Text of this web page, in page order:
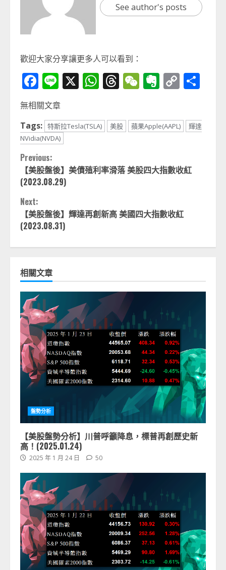
See author's posts
歡迎大家分享讓更多人可以看到：
Facebook
Line
X WhatsApp
Threads
WeChat
Evernote
Copy
無相關文章
Tags: 特斯拉Tesla(TSLA) 美股 蘋果Apple(AAPL)
輝達
NVidia(NVDA)
Continue
Reading
Previous:
【美股盤後】美債殖利率滑落 美股四大指數收紅
(2023.08.29)
Next:
【美股盤後】輝達再創新高 美國四大指數收紅
(2023.08.31)
相關文章
盤勢分析
【美股盤勢分析】川普呼籲降息，標普再創歷史新
高！(2025.01.24)
2025 年 1 月 24 日 50